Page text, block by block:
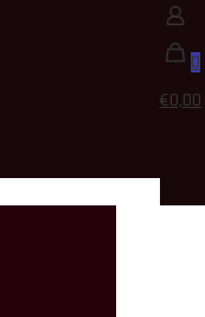
0
€0,00